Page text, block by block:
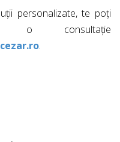
personalizate, te poți
o consultație
.